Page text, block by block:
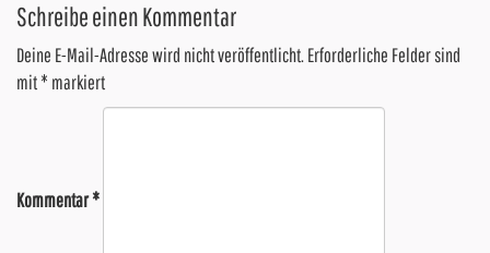
Schreibe einen Kommentar
Deine E-Mail-Adresse wird nicht veröffentlicht.Erforderliche Felder sind
mit* markiert
Kommentar*